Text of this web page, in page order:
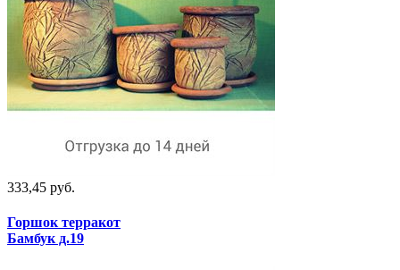
333,45 руб.
Горшок терракот
Бамбук д.19